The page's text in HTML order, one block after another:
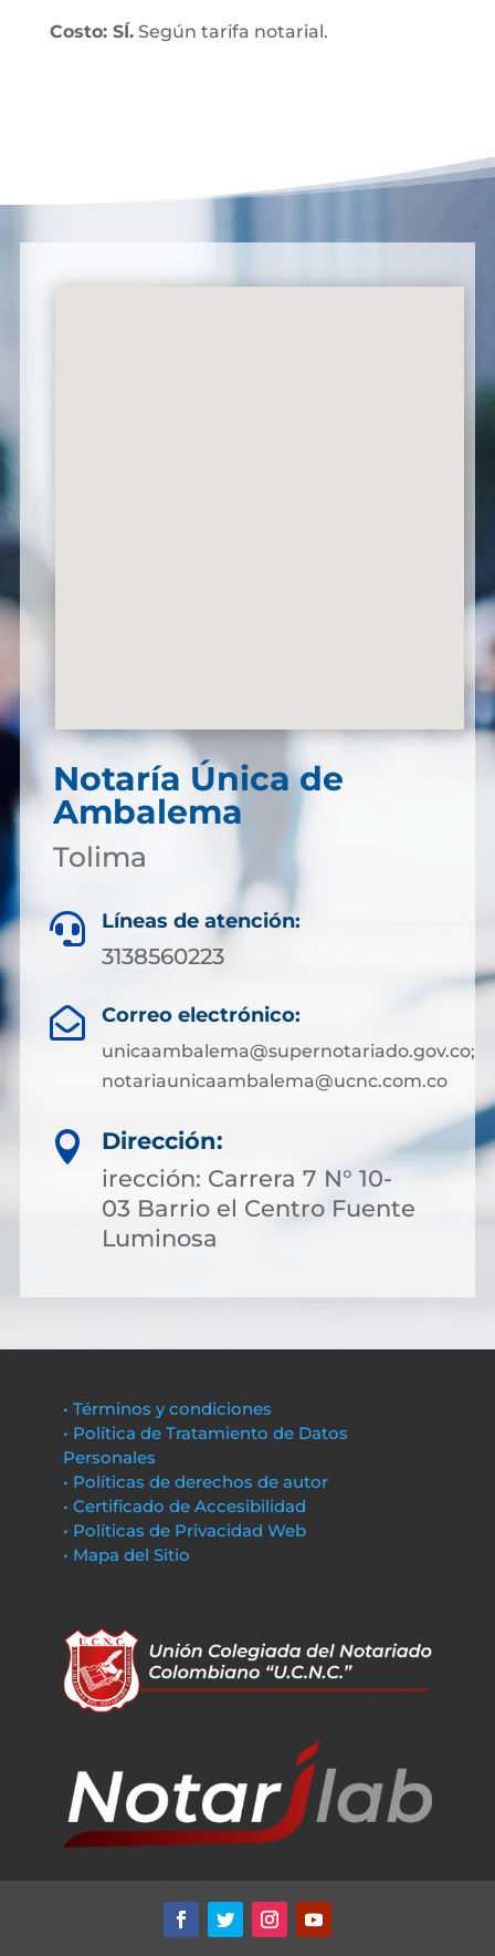
Costo: SÍ.Según tarifa notarial.
Notaría Única de
Ambalema
Tolima
 Líneas de atención:
3138560223
 Correo electrónico:
unicaambalema@supernotariado.gov.co;
notariaunicaambalema@ucnc.com.co

Dirección:
irección: Carrera 7 N° 10-
03 Barrio el Centro Fuente
Luminosa
• Términos y condiciones
• Política de Tratamiento de Datos
Personales
• Políticas de derechos de autor
• Certificado de Accesibilidad
• Políticas de Privacidad Web
• Mapa del Sitio